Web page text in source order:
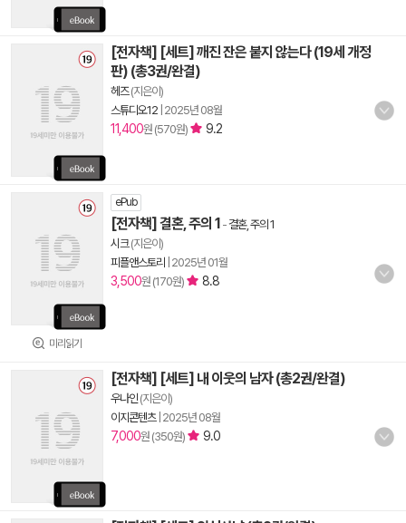
[전자책] [세트] 깨진 잔은 붙지 않는다 (19세 개정
판) (총3권/완결)
헤즈(지은이)
스튜디오12 2025년 08월
11,400원 (570원) 9.2
미리읽기
ePub
[전자책] 결혼, 주의 1 -결혼, 주의 1
시크(지은이)
피플앤스토리
2025년 01월
3,500원 (170원) 8.8
[전자책] [세트] 내 이웃의 남자 (총2권/완결)
우나인 (지은이)
이지콘텐츠| 2025년 08월
7,000원 (350원) 9.0